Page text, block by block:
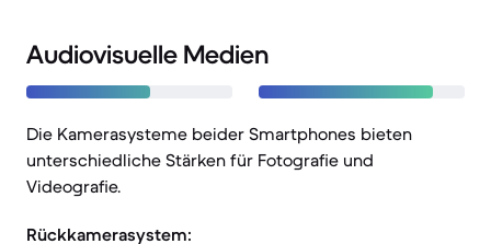
Audiovisuelle Medien
Die Kamerasysteme beider Smartphones bieten
unterschiedliche Stärken für Fotografie und
Videografie.
Rückkamerasystem: